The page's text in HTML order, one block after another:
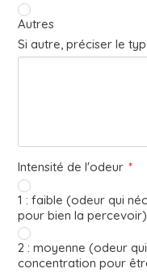
Autres
Si autre, préciser le
Intensité de l'odeur *
1 : faible (odeur qui
pour bien la percevoir)
2 : moyenne (odeur
concentration pour